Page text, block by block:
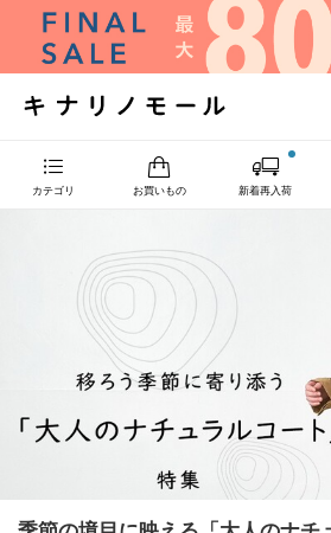
カテゴリ お買いもの 新着再入荷